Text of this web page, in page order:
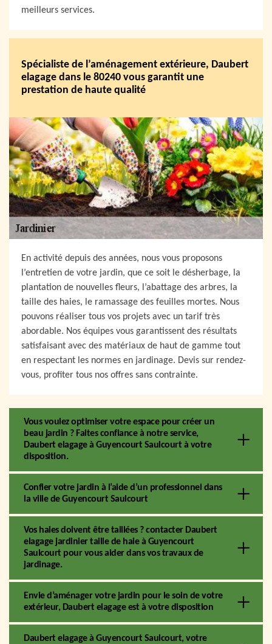
meilleurs services.
Spécialiste de l’aménagement extérieure, Daubert
elagage dans le 80240 vous garantit une
prestation de haute qualité
En activité depuis des années, nous vous proposons
l’entretien de votre jardin, que ce soit le désherbage, la
plantation de nouvelles fleurs, l’abattage des arbres, la
taille des haies, le ramassage des feuilles mortes. Nous
pouvons réaliser tous vos projets avec un tarif très
abordable. Nos équipes vous garantissent des résultats
satisfaisant avec des matériaux de haut de gamme tout
en respectant les normes en jardinage. Devis sur rendez-
vous, profiter tous nos offres sans contrainte.
Vous voulez optimiser votre espace pour créer un
beau jardin ? Faites confiance à notre service,
Daubert elagage à Guyencourt Saulcourt à votre
disposition.
Confier votre jardin à l’aide d’un professionnel dans
la ville de Guyencourt Saulcourt
Vos haies doivent être taillées ? contacter Daubert
elagage jardinier taille de haie à Guyencourt
Saulcourt pour vous aider dans vos travaux de
jardinage.
Envie d’aménager votre jardin pour le soin de votre
extérieur, Daubert elagage est à votre disposition
Daubert elagage à Guyencourt Saulcourt, votre